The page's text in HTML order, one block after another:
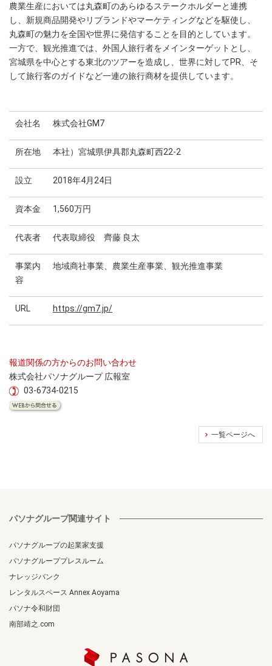
農業生産においては丸森町のあらゆるステークホルダーと連携
し、新規商品開発やリブランドやマーケティングなどを駆使し、
丸森町の魅力を全国や世界に発信することを目的としています。
一方で、観光推進では、外国人旅行者をメインターゲットとし、
宮城県を中心とする東北のツアーを造成し、世界に対してPR、そ
して旅行客のガイドなど一連の旅行商材を提供しています。
会社名 株式会社GM7
所在地 本社）宮城県伊具郡丸森町西22-2
設立 2018年4月24日
資本金 1,560万円
代表者 代表取締役 齊藤 良太
事業内
容
地域商社事業、農業生産事業、観光推進事業
URL https://gm7.jp/
報道関係の方からのお問い合わせ
株式会社パソナグループ 広報室
03-6734-0215
一覧ページへ
パソナグループ関連サイト
パソナグループの起業家支援
パソナグループプレスルーム
ナレッジバンク
レンタルスペース Annex Aoyama
パソナ令和財団
南部靖之.com